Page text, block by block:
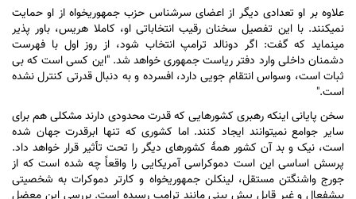
علاوه بر او تعدادی دیگر از اعضای سرشناس حزب جمهوری‎خواه از او حمایت
نمی‎کنند. با این تفصیل سخنان رقیب انتخاباتی او، کاملا هریس، باور پذیر
می‎نماید که گفت: اگر دونالد ترامپ انتخاب شود، از روز اول با فهرست
دشمنان داخلی وارد دفتر ریاست جمهوری خواهد شد. "این کسی است که بی
ثبات است، وسواس انتقام جویی دارد، افسرده و به دنبال قدرتی کنترل نشده
است."
سخن پایانی اینکه رهبری کشورهایی که قدرت محدودی دارند مشکلی هم برای
سایر جوامع نمی‎توانند ایجاد کنند. اما کشوری که تنها ابرقدرت جهان شده
است، نیک و بد آن کشور همۀ کشورهای دیگر را تحت تأثیر قرار خواهد داد.
پرسش اساسی این است دموکراسی آمریکایی را واقعاً چه شده است که از
جورج واشنگتن مستقل، لینکلن جمهوری‎خواه و کارتر دموکرات به شخصیتی